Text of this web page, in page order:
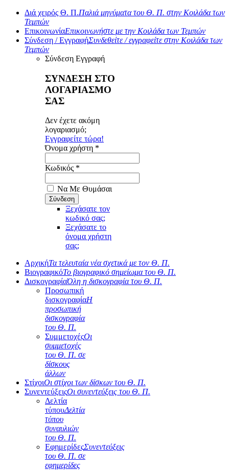
Διά χειρός Θ. Π.Παλιά μηνύματα του Θ. Π. στην Κοιλάδα των
Τεμπών
ΕπικοινωνίαΕπικοινωνήστε με την Κοιλάδα των Τεμπών
Σύνδεση / ΕγγραφήΣυνδεθείτε / εγγραφείτε στην Κοιλάδα των
Τεμπών
Σύνδεση Εγγραφή
ΣΥΝΔΕΣΗ ΣΤΟ
ΛΟΓΑΡΙΑΣΜΟ
ΣΑΣ
Δεν έχετε ακόμη
λογαριασμό;
Εγγραφείτε τώρα!
Όνομα χρήστη *
Κωδικός *
Να Με Θυμάσαι
Ξεχάσατε τον
κωδικό σας;
Ξεχάσατε το
όνομα χρήστη
σας;
ΑρχικήΤα τελευταία νέα σχετικά με τον Θ. Π.
ΒιογραφικόΤο βιογραφικό σημείωμα του Θ. Π.
ΔισκογραφίαΌλη η δισκογραφία του Θ. Π.
Προσωπική
δισκογραφίαΗ
προσωπική
δισκογραφία
του Θ. Π.
ΣυμμετοχέςΟι
συμμετοχές
του Θ. Π. σε
δίσκους
άλλων
ΣτίχοιΟι στίχοι των δίσκων του Θ. Π.
ΣυνεντεύξειςΟι συνεντεύξεις του Θ. Π.
Δελτία
τύπουΔελτία
τύπου
συναυλιών
του Θ. Π.
ΕφημερίδεςΣυνεντεύξεις
του Θ. Π. σε
εφημερίδες